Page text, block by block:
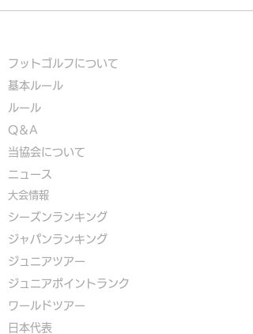
フットゴルフについて
基本ルール
ルール
Q＆A
​当協会について
​ニュース
大会情報
シーズンランキング
ジャパンランキング
ジュニアツアー
ジュニアポイントランク
​ワールドツアー
​​日本代表